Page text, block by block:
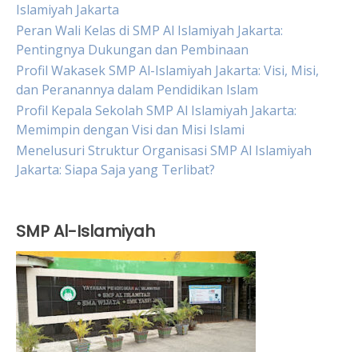
Islamiyah Jakarta
Peran Wali Kelas di SMP Al Islamiyah Jakarta:
Pentingnya Dukungan dan Pembinaan
Profil Wakasek SMP Al-Islamiyah Jakarta: Visi, Misi,
dan Peranannya dalam Pendidikan Islam
Profil Kepala Sekolah SMP Al Islamiyah Jakarta:
Memimpin dengan Visi dan Misi Islami
Menelusuri Struktur Organisasi SMP Al Islamiyah
Jakarta: Siapa Saja yang Terlibat?
SMP Al-Islamiyah